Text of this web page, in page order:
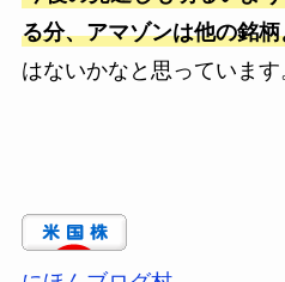
る分、アマゾンは他の銘
はないかなと思っています